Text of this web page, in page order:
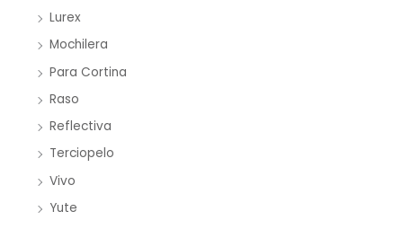
Lurex
Mochilera
Para Cortina
Raso
Reflectiva
Terciopelo
Vivo
Yute